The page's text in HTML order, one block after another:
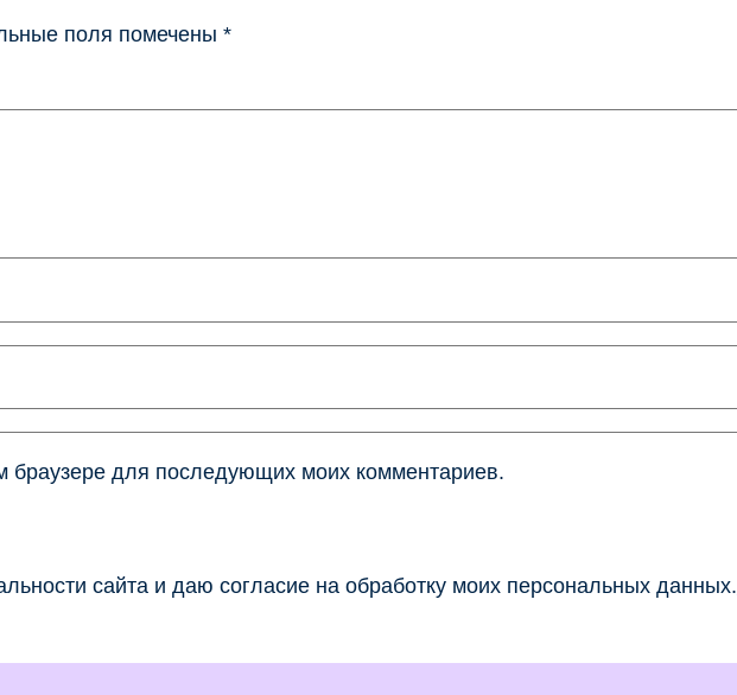
поля помечены *
браузере для последующих моих комментариев.
сайта и даю согласие на обработку моих персональных данных.